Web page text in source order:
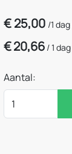
€25,00 /1 dag
€20,66 /1 dag
Aantal: